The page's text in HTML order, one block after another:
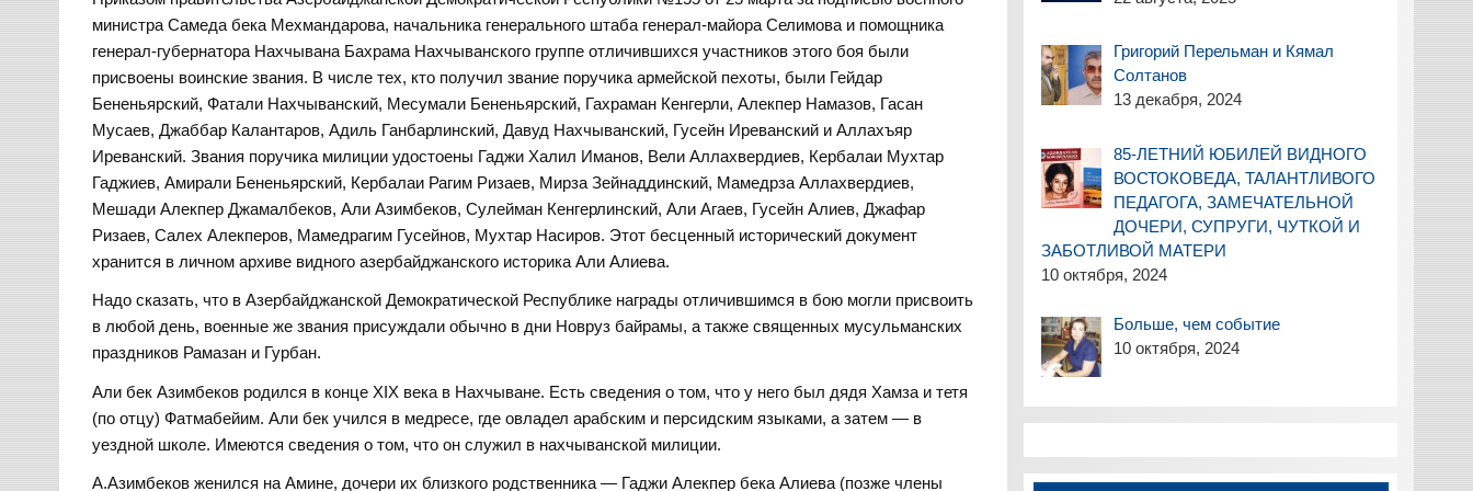
министра Самеда бека Мехмандарова, начальника генерального штаба генерал-майора Селимова и помощника
генерал-губернатора Нахчывана Бахрама Нахчыванского группе отличившихся участников этого боя были
присвоены воинские звания. В числе тех, кто получил звание поручика армейской пехоты, были Гейдар
Бененьярский, Фатали Нахчыванский, Месумали Бененьярский, Гахраман Кенгерли, Алекпер Намазов, Гасан
Мусаев, Джаббар Калантаров, Адиль Ганбарлинский, Давуд Нахчыванский, Гусейн Иреванский и Аллахъяр
Иреванский. Звания поручика милиции удостоены Гаджи Халил Иманов, Вели Аллахвердиев, Кербалаи Мухтар
Гаджиев, Амирали Бененьярский, Кербалаи Рагим Ризаев, Мирза Зейнаддинский, Мамедрза Аллахвердиев,
Мешади Алекпер Джамалбеков, Али Азимбеков, Сулейман Кенгерлинский, Али Агаев, Гусейн Алиев, Джафар
Ризаев, Салех Алекперов, Мамедрагим Гусейнов, Мухтар Насиров. Этот бесценный исторический документ
хранится в личном архиве видного азербайджанского историка Али Алиева.
Надо сказать, что в Азербайджанской Демократической Республике награды отличившимся в бою могли присвоить
в любой день, военные же звания присуждали обычно в дни Новруз байрамы, а также священных мусульманских
праздников Рамазан и Гурбан.
Али бек Азимбеков родился в конце XIX века в Нахчыване. Есть сведения о том, что у него был дядя Хамза и тетя
(по отцу) Фатмабейим. Али бек учился в медресе, где овладел арабским и персидским языками, а затем — в
уездной школе. Имеются сведения о том, что он служил в нахчыванской милиции.
А.Азимбеков женился на Амине, дочери их близкого родственника — Гаджи Алекпер бека Алиева (позже члены
Григорий Перельман и Кямал
Солтанов
13 декабря, 2024
85-ЛЕТНИЙ ЮБИЛЕЙ ВИДНОГО
ВОСТОКОВЕДА, ТАЛАНТЛИВОГО
ПЕДАГОГА, ЗАМЕЧАТЕЛЬНОЙ
ДОЧЕРИ, СУПРУГИ, ЧУТКОЙ И
ЗАБОТЛИВОЙ МАТЕРИ
10 октября, 2024
Больше, чем событие
10 октября, 2024